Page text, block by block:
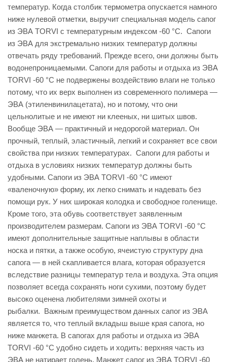
температур. Когда столбик термометра опускается намного
ниже нулевой отметки, выручит специальная модель сапог
из ЭВА TORVI с температурным индексом -60 °С. Сапоги
из ЭВА для экстремально низких температур должны
отвечать ряду требований. Прежде всего, они должны быть
водонепроницаемыми. Сапоги для работы и отдыха из ЭВА
TORVI -60 °С не подвержены воздействию влаги не только
потому, что их верх выполнен из современного полимера —
ЭВА (этиленвинилацетата), но и потому, что они
цельнолитые и не имеют ни клееных, ни шитых швов.
Вообще ЭВА — практичный и недорогой материал. Он
прочный, теплый, эластичный, легкий и сохраняет все свои
свойства при низких температурах. Сапоги для работы и
отдыха в условиях низких температур должны быть
удобными. Сапоги из ЭВА TORVI -60 °С имеют
«валеночную» форму, их легко снимать и надевать без
помощи рук. У них широкая колодка и свободное голенище.
Кроме того, эта обувь соответствует заявленным
производителем размерам. Сапоги из ЭВА TORVI -60 °С
имеют дополнительные защитные наплывы в области
носка и пятки, а также особую, ячеистую структуру дна
сапога — в ней скапливается влага, которая образуется
вследствие разницы температур тела и воздуха. Эта опция
позволяет всегда сохранять ноги сухими, поэтому будет
высоко оценена любителями зимней охоты и
рыбалки. Важным преимуществом данных сапог из ЭВА
является то, что теплый вкладыш выше края сапога, но
ниже манжета. В сапогах для работы и отдыха из ЭВА
TORVI -60 °С удобно сидеть и ходить: верхняя часть из
ЭВА не натирает голень. Манжет сапог из ЭВА TORVI -60